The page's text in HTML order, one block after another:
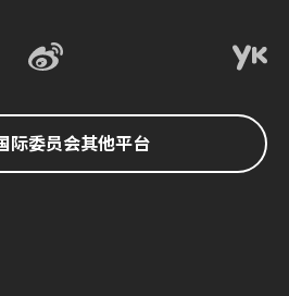
际委员会其他平台